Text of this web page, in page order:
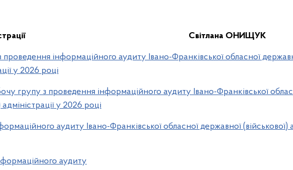
Світлана ОНИЩУК
інформаційного аудиту Івано-Франківської обласної
у 2026 році
групу з проведення інформаційного аудиту Івано-Франківської
у 2026 році
аудиту Івано-Франківської обласної державної (військової)
аудиту